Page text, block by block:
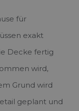
für
exakt
Decke fertig
wird,
Grund wird
geplant und